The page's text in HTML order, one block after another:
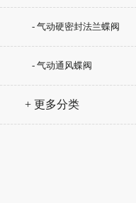
- 气动硬密封法兰蝶阀
- 气动通风蝶阀
+ 更多分类